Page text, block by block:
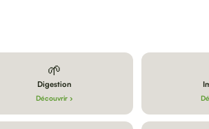
🌱
Digestion
Découvrir ›